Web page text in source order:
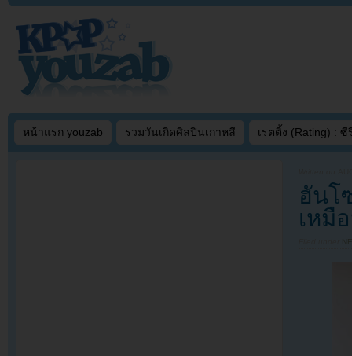
หน้าแรก youzab รวมวันเกิดศิลปินเกาหลี เรตติ้ง (Rating) : ซี
ฮันโ
เหมื